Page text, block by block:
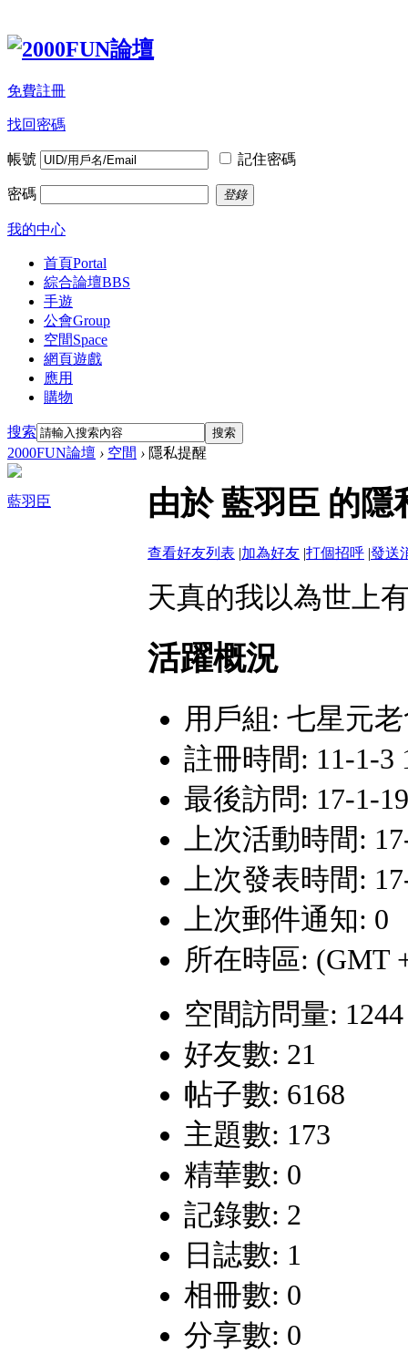
免費註冊
找回密碼
帳號 記住密碼
密碼 登錄
我的中心
首頁Portal
綜合論壇BBS
手遊
公會Group
空間Space
網頁遊戲
應用
購物
搜索 搜索
2000FUN論壇 › 空間 › 隱私提醒
藍羽臣 由於 藍羽臣 的
查看好友列表 |加為好友 |打個招呼 |發送
天真的我以為世上
活躍概況
用戶組: 七星元
註冊時間: 11-1-3
最後訪問: 17-1-
上次活動時間:
上次發表時間:
上次郵件通知: 0
所在時區: (GMT
空間訪問量: 1244
好友數: 21
帖子數: 6168
主題數: 173
精華數: 0
記錄數: 2
日誌數: 1
相冊數: 0
分享數: 0